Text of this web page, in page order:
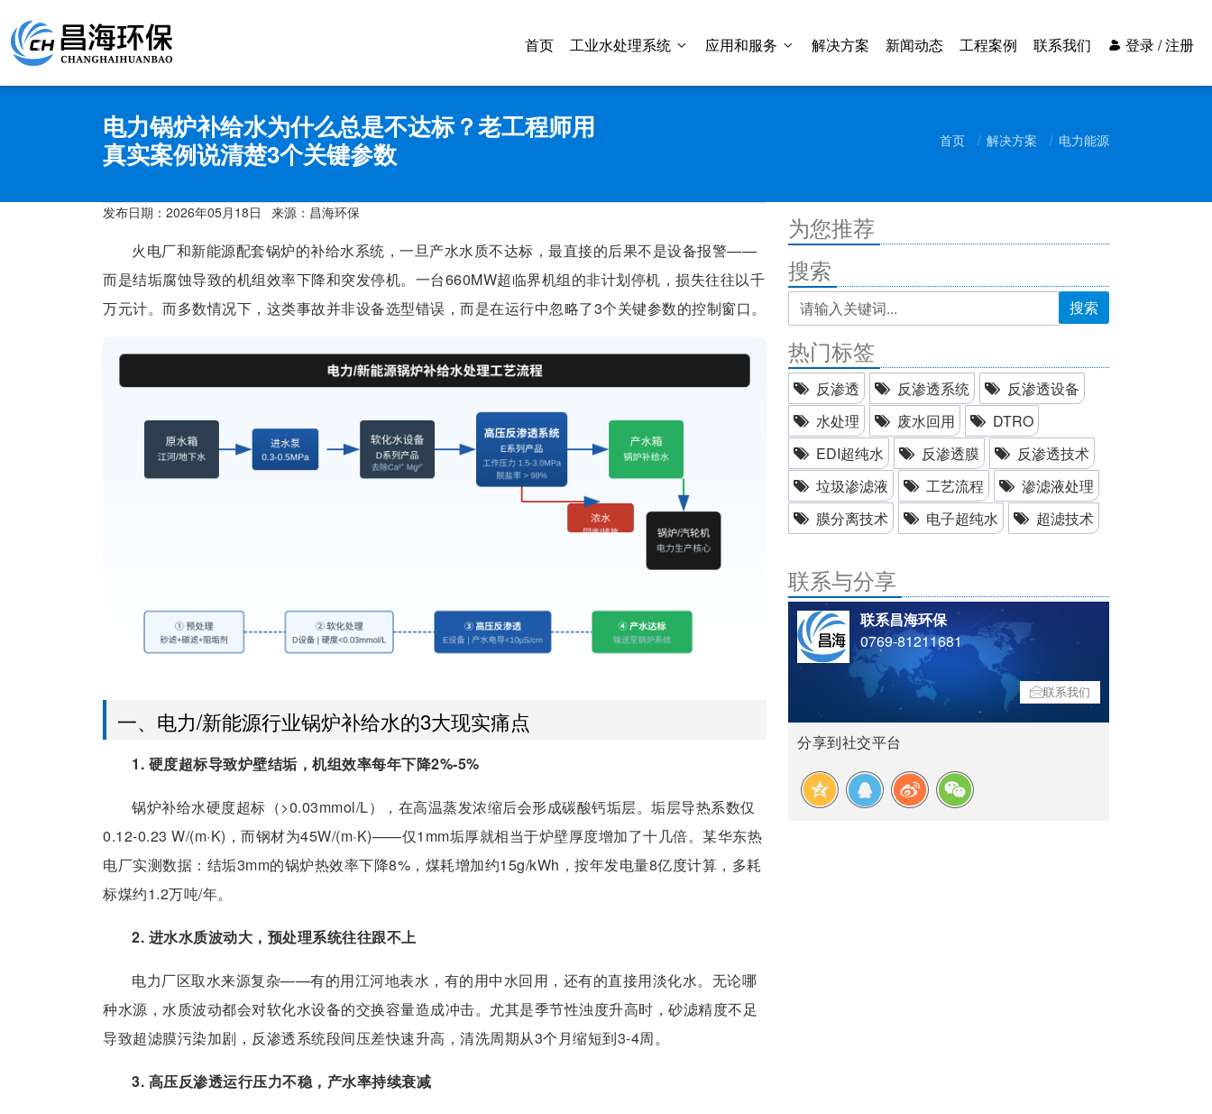
首页 工业水处理系统 应用和服务 解决方案 新闻动态 工程案例 联系我们 登录 / 注册
电力锅炉补给水为什么总是不达标？老工程师用
真实案例说清楚3个关键参数
首页 解决方案 电力能源
发布日期： 2026年05月18日 来源：昌海环保
火电厂和新能源配套锅炉的补给水系统，一旦产水水质不达标，最直接的后果不是设备报警——
而是结垢腐蚀导致的机组效率下降和突发停机。一台660MW超临界机组的非计划停机，损失往往以千
万元计。而多数情况下，这类事故并非设备选型错误，而是在运行中忽略了3个关键参数的控制窗口。
一、电力/新能源行业锅炉补给水的3大现实痛点
1. 硬度超标导致炉壁结垢，机组效率每年下降2%-5%
锅炉补给水硬度超标（>0.03mmol/L），在高温蒸发浓缩后会形成碳酸钙垢层。垢层导热系数仅
0.12-0.23 W/(m·K)，而钢材为45W/(m·K)——仅1mm垢厚就相当于炉壁厚度增加了十几倍。某华东热
电厂实测数据：结垢3mm的锅炉热效率下降8%，煤耗增加约15g/kWh，按年发电量8亿度计算，多耗
标煤约1.2万吨/年。
2. 进水水质波动大，预处理系统往往跟不上
电力厂区取水来源复杂——有的用江河地表水，有的用中水回用，还有的直接用淡化水。无论哪
种水源，水质波动都会对软化水设备的交换容量造成冲击。尤其是季节性浊度升高时，砂滤精度不足
导致超滤膜污染加剧，反渗透系统段间压差快速升高，清洗周期从3个月缩短到3-4周。
3. 高压反渗透运行压力不稳，产水率持续衰减
为您推荐
搜索
搜索
热门标签
反渗透 反渗透系统
反渗透设备
水处理
废水回用
DTRO
EDI超纯水
反渗透膜
反渗透技术
垃圾渗滤液
工艺流程
渗滤液处理
膜分离技术
电子超纯水 超滤技术
联系与分享
联系昌海环保
0769-81211681
联系我们
分享到社交平台